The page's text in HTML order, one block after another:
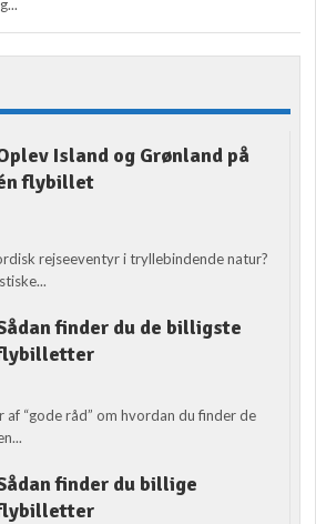
Island og Grønland på
flybillet
rejseeventyr i tryllebindende natur?
finder du de billigste
“gode råd” om hvordan du finder de
finder du billige